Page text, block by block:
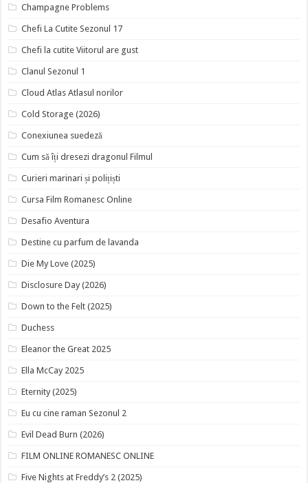
Champagne Problems
Chefi La Cutite Sezonul 17
Chefi la cutite Viitorul are gust
Clanul Sezonul 1
Cloud Atlas Atlasul norilor
Cold Storage (2026)
Conexiunea suedeză
Cum să îți dresezi dragonul Filmul
Curieri marinari și polițiști
Cursa Film Romanesc Online
Desafio Aventura
Destine cu parfum de lavanda
Die My Love (2025)
Disclosure Day (2026)
Down to the Felt (2025)
Duchess
Eleanor the Great 2025
Ella McCay 2025
Eternity (2025)
Eu cu cine raman Sezonul 2
Evil Dead Burn (2026)
FILM ONLINE ROMANESC ONLINE
Five Nights at Freddy’s 2 (2025)